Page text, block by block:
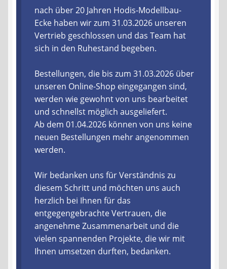
Warenkorb
Ablauf einer Bestellung
Zahlungsarten
Lieferzeit & Verfügbarkeit
Gutschein
Batterien- und Akku Verordnung
Elektro- und Elektronikgeräte Verordnung
Öle- und Schmierstoff Verordnung
Vereine & Foren
nach über 20 Jahren Hodis-Modellbau-
Ecke haben wir zum 31.03.2026 unseren
Vertrieb geschlossen und das Team hat
sich in den Ruhestand begeben.
Bestellungen, die bis zum 31.03.2026 über
unseren Online-Shop eingegangen sind,
werden wie gewohnt von uns bearbeitet
und schnellst möglich ausgeliefert.
Ab dem 01.04.2026 können von uns keine
neuen Bestellungen mehr angenommen
werden.
Wir bedanken uns für Verständnis zu
diesem Schritt und möchten uns auch
herzlich bei Ihnen für das
entgegengebrachte Vertrauen, die
angenehme Zusammenarbeit und die
vielen spannenden Projekte, die wir mit
Ihnen umsetzen durften, bedanken.